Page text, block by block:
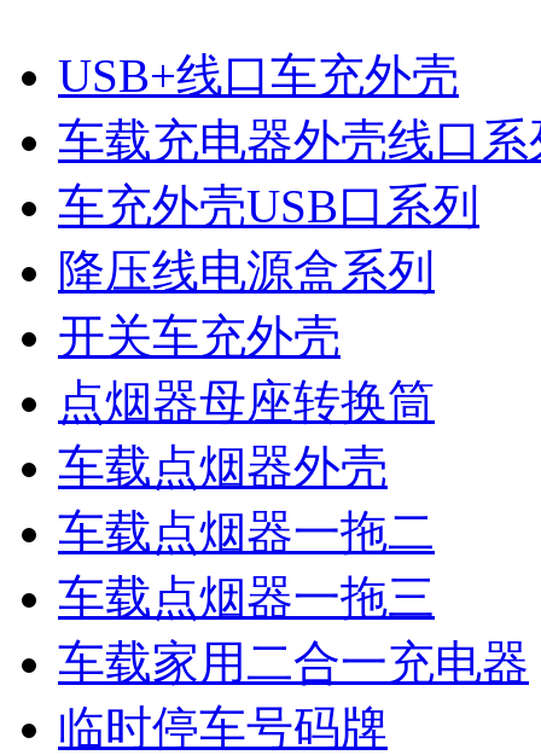
USB+线口车充外壳
车载充电器外壳线口系
车充外壳USB口系列
降压线电源盒系列
开关车充外壳
点烟器母座转换筒
车载点烟器外壳
车载点烟器一拖二
车载点烟器一拖三
车载家用二合一充电器
临时停车号码牌